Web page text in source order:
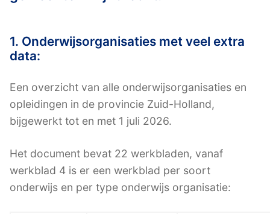
1. Onderwijsorganisaties met veel extra
data:
Een overzicht van alle onderwijsorganisaties en
opleidingen in de provincie Zuid-Holland,
bijgewerkt tot en met 1 juli 2026.
Het document bevat 22 werkbladen, vanaf
werkblad 4 is er een werkblad per soort
onderwijs en per type onderwijs organisatie: